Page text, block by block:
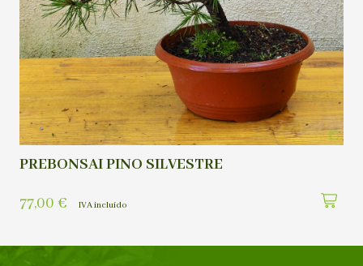
PREBONSAI PINO SILVESTRE
77,00 € IVA incluído